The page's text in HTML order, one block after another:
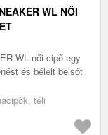
WL NŐI
WL női cipő egy
és bélelt belsőt
téli